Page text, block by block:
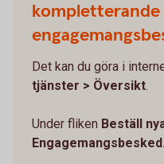
kompletterande
Det kan du göra i
tjänster > Översikt
Under fliken Beställ
Engagemangsbesked